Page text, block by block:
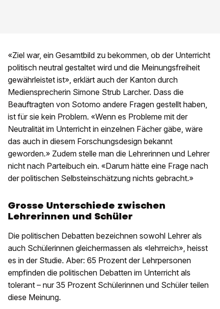
«Ziel war, ein Gesamtbild zu bekommen, ob der Unterricht
politisch neutral gestaltet wird und die Meinungsfreiheit
gewährleistet ist», erklärt auch der Kanton durch
Mediensprecherin Simone Strub Larcher. Dass die
Beauftragten von Sotomo andere Fragen gestellt haben,
ist für sie kein Problem. «Wenn es Probleme mit der
Neutralität im Unterricht in einzelnen Fächer gäbe, wäre
das auch in diesem Forschungsdesign bekannt
geworden.» Zudem stelle man die Lehrerinnen und Lehrer
nicht nach Parteibuch ein. «Darum hätte eine Frage nach
der politischen Selbsteinschätzung nichts gebracht.»
Grosse Unterschiede zwischen
Lehrerinnen und Schüler
Die politischen Debatten bezeichnen sowohl Lehrer als
auch Schülerinnen gleichermassen als «lehrreich», heisst
es in der Studie. Aber: 65 Prozent der Lehrpersonen
empfinden die politischen Debatten im Unterricht als
tolerant – nur 35 Prozent Schülerinnen und Schüler teilen
diese Meinung.